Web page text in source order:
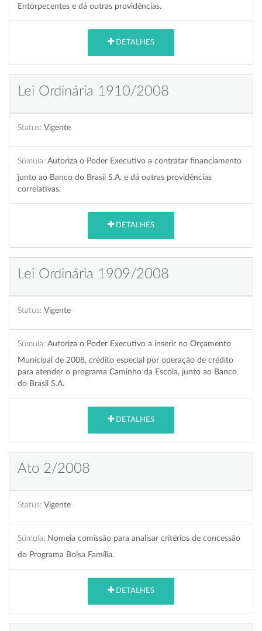
Entorpecentes e dá outras providências.
DETALHES
Lei Ordinária 1910/2008
Status: Vigente
Súmula: Autoriza o Poder Executivo a contratar financiamento
junto ao Banco do Brasil S.A. e dá outras providências
correlativas.
DETALHES
Lei Ordinária 1909/2008
Status: Vigente
Súmula: Autoriza o Poder Executivo a inserir no Orçamento
Municipal de 2008, crédito especial por operação de crédito
para atender o programa Caminho da Escola, junto ao Banco
do Brasil S.A.
DETALHES
Ato 2/2008
Status: Vigente
Súmula: Nomeia comissão para analisar critérios de concessão
do Programa Bolsa Família.
DETALHES